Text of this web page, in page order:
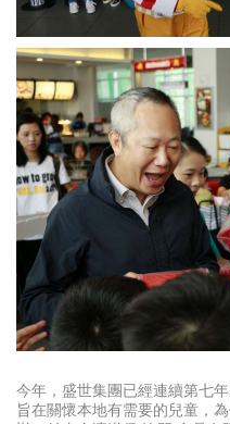
今年，盛世集團已經連續第七
旨在關懷本地有需要的兒童，